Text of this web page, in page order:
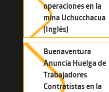
operaciones en la
mina Uchucchacua
(Inglés)
Buenaventura
Anuncia Huelga de
Trabajadores
Contratistas en la